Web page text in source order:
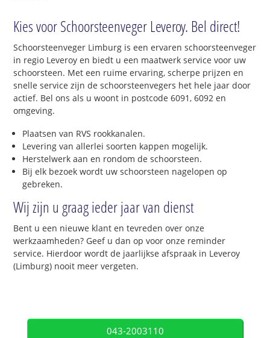
Kies voor Schoorsteenveger Leveroy. Bel direct!
Schoorsteenveger Limburg is een ervaren schoorsteenveger
in regio Leveroy en biedt u een maatwerk service voor uw
schoorsteen. Met een ruime ervaring, scherpe prijzen en
snelle service zijn de schoorsteenvegers het hele jaar door
actief. Bel ons als u woont in postcode 6091, 6092 en
omgeving.
Plaatsen van RVS rookkanalen.
Levering van allerlei soorten kappen mogelijk.
Herstelwerk aan en rondom de schoorsteen.
Bij elk bezoek wordt uw schoorsteen nagelopen op
gebreken.
Wij zijn u graag ieder jaar van dienst
Bent u een nieuwe klant en tevreden over onze
werkzaamheden? Geef u dan op voor onze reminder
service. Hierdoor wordt de jaarlijkse afspraak in Leveroy
(Limburg) nooit meer vergeten.
043-2003110